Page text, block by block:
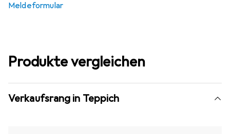
Meldeformular
Produkte vergleichen
Verkaufsrang in Teppich